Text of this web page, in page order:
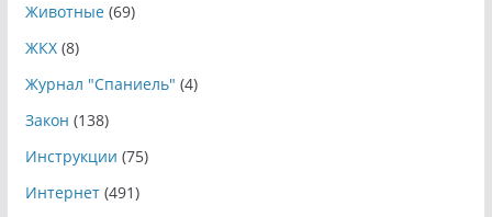
Животные(69)
ЖКХ(8)
Журнал "Спаниель" (4)
Закон (138)
Инструкции (75)
Интернет(491)